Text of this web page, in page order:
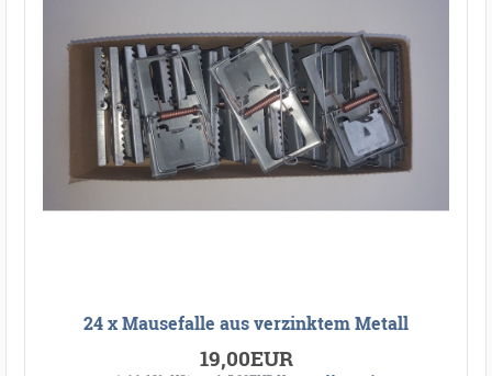
24 x Mausefalle aus verzinktem Metall
19,00EUR